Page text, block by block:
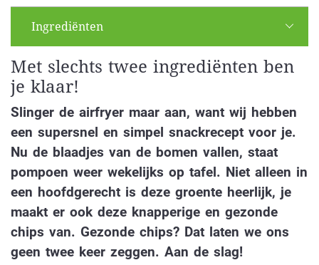
Ingrediënten
Met slechts twee ingrediënten ben
je klaar!
Slinger de airfryer maar aan, want wij hebben
een supersnel en simpel snackrecept voor je.
Nu de blaadjes van de bomen vallen, staat
pompoen weer wekelijks op tafel. Niet alleen in
een hoofdgerecht is deze groente heerlijk, je
maakt er ook deze knapperige en gezonde
chips van. Gezonde chips? Dat laten we ons
geen twee keer zeggen. Aan de slag!